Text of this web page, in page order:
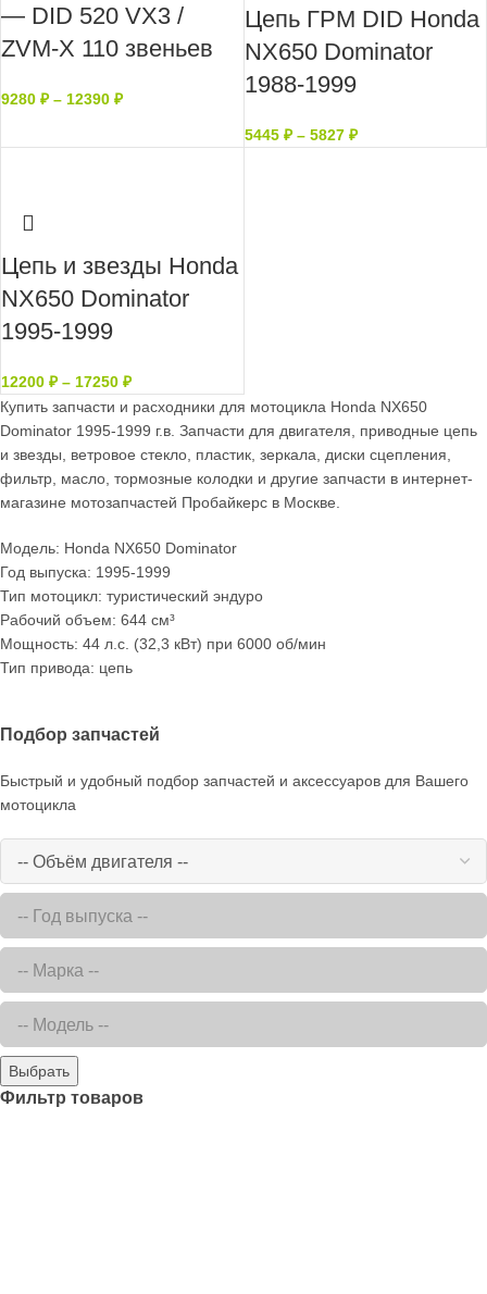
Подбор запчастей
Быстрый и удобный подбор запчастей и аксессуаров для Вашего
мотоцикла
Выбрать
Фильтр товаров
— DID 520 VX3 /
ZVM-X 110 звеньев
9280 ₽ – 12390 ₽
Цепь ГРМ DID Honda
NX650 Dominator
1988-1999
5445 ₽ – 5827 ₽
Цепь и звезды Honda
NX650 Dominator
1995-1999
12200 ₽ – 17250 ₽
Купить запчасти и расходники для мотоцикла Honda NX650
Dominator 1995-1999 г.в. Запчасти для двигателя, приводные цепь
и звезды, ветровое стекло, пластик, зеркала, диски сцепления,
фильтр, масло, тормозные колодки и другие запчасти в интернет-
магазине мотозапчастей Пробайкерс в Москве.
Модель: Honda NX650 Dominator
Год выпуска: 1995-1999
Тип мотоцикл: туристический эндуро
Рабочий объем: 644 см³
Мощность: 44 л.с. (32,3 кВт) при 6000 об/мин
Тип привода: цепь